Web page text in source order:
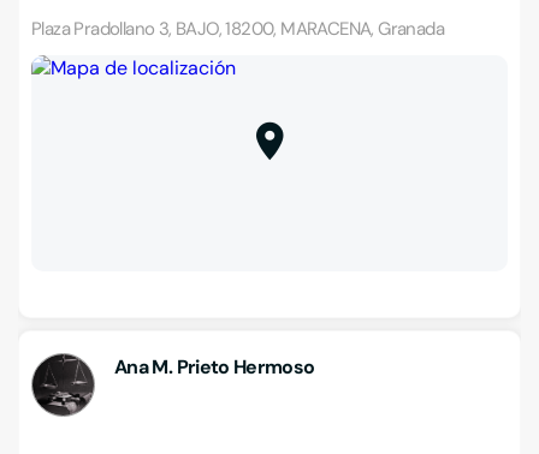
Plaza Pradollano 3, BAJO, 18200, MARACENA, Granada
Ana M. Prieto Hermoso